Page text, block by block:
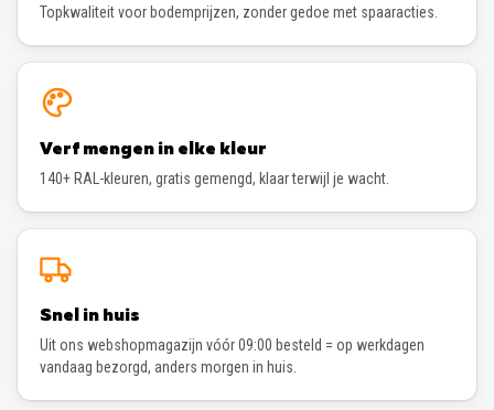
Topkwaliteit voor bodemprijzen, zonder gedoe met spaaracties.
Verf mengen in elke kleur
140+ RAL-kleuren, gratis gemengd, klaar terwijl je wacht.
Snel in huis
Uit ons webshopmagazijn vóór 09:00 besteld = op werkdagen
vandaag bezorgd, anders morgen in huis.